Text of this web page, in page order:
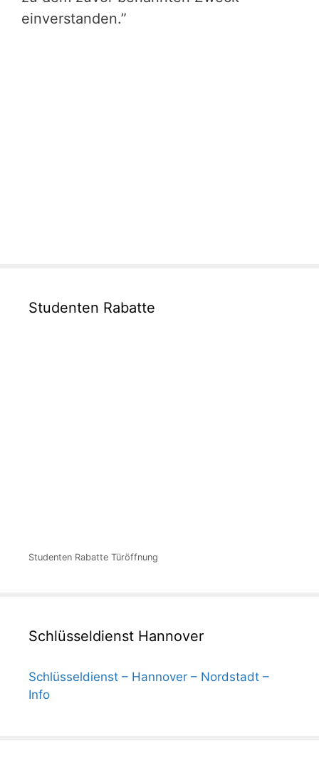
einverstanden.”
Studenten Rabatte
Studenten Rabatte Türöffnung
Schlüsseldienst Hannover
Schlüsseldienst – Hannover – Nordstadt –
Info